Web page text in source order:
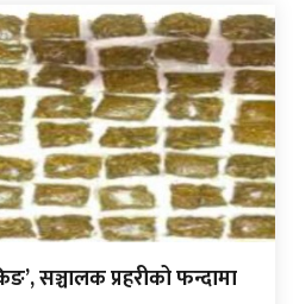
सञ्चालक प्रहरीको फन्दामा